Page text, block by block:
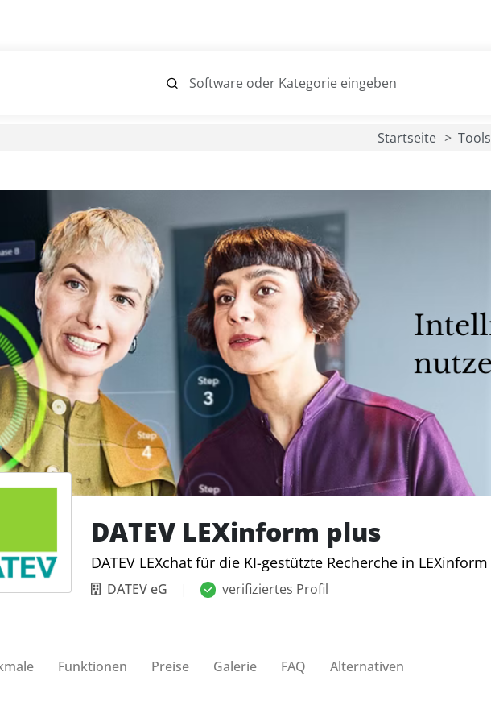
Startseite Tools
DATEV LEXinform plus
DATEV LEXchat für die KI-gestützte Recherche in LEXinform
DATEV eG | verifiziertes Profil
Funktionen Preise Galerie FAQ Alternativen